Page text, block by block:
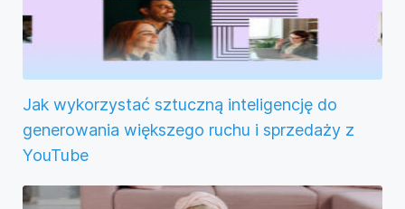
Jak wykorzystać sztuczną inteligencję do
generowania większego ruchu i sprzedaży z
YouTube